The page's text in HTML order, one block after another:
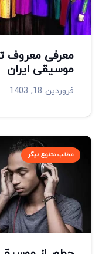
معرفی معروف
موسیقی ایران
فروردین 18, 1403
مطالب متنوع دیگر